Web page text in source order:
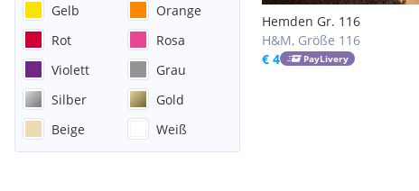
Gelb
Orange
Rot
Rosa
Violett
Grau
Silber
Gold
Beige
Weiß
Hemden Gr. 116
H&M, Größe 116
€ 4
PayLivery